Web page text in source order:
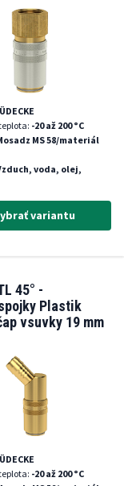
-20 až 200 °C
MS 58/materiál
voda, olej,
variantu
45° -
Plastik
vsuvky 19 mm
-20 až 200 °C